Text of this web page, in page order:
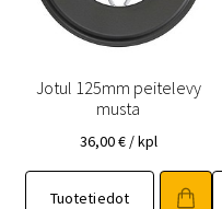
Jotul 125mm peitelevy
musta
36,00€ / kpl
Tuotetiedot